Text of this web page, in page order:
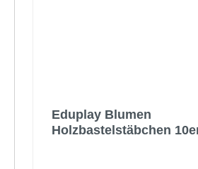
Eduplay Blumen
Holzbastelstäbchen